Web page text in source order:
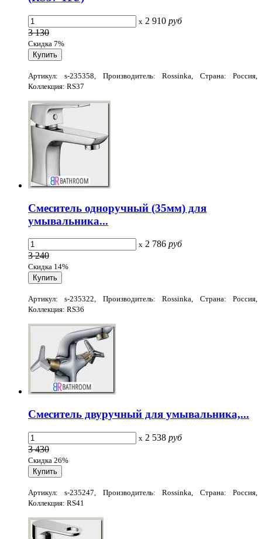
x 2 910 руб
3 130
Скидка 7%
Артикул: s-235358, Производитель: Rossinka, Страна: Россия,
Коллекция: RS37
Смеситель одноручный (35мм) для
умывальника...
x 2 786 руб
3 240
Скидка 14%
Артикул: s-235322, Производитель: Rossinka, Страна: Россия,
Коллекция: RS36
Смеситель двуручный для умывальника,...
x 2 538 руб
3 430
Скидка 26%
Артикул: s-235247, Производитель: Rossinka, Страна: Россия,
Коллекция: RS41